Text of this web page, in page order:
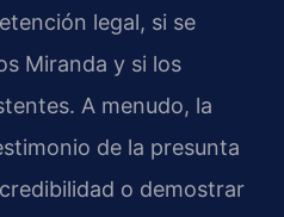
legal, si se
Miranda y si los
A menudo, la
de la presunta
o demostrar